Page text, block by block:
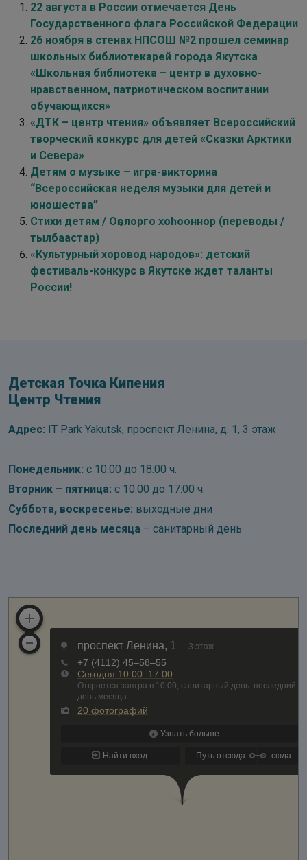
22 августа в России отмечается День
Государственного флага Российской Федерации
26 ноября в стенах НПСОШ №2 прошел семинар
школьных библиотекарей города Якутска
«Школьная библиотека – центр в духовно-
нравственном, патриотическом воспитании
обучающихся»
«ДТК – центр чтения» объявляет Всероссийский
творческий конкурс для детей «Сказки Арктики
и Севера»
Детям о музыке – игра-викторина
“Всероссийская неделя музыки для детей и
юношества”
Стихи детям / Оҕолорго хоһооннор (переводы /
тылбаастар)
«Культурный хоровод народов»: детский
фестиваль-конкурс в Якутске ждет таланты
России!
Детская Точка Кипения
Центр Чтения
Адрес: IT Park Yakutsk, проспект Ленина, д. 1, 3 этаж
Понедельник: с 10:00 до 18:00 ч.
Вторник – пятница: с 10:00 до 17:00 ч.
Суббота, воскресенье: выходные дни
Последний день месяца – санитарный день